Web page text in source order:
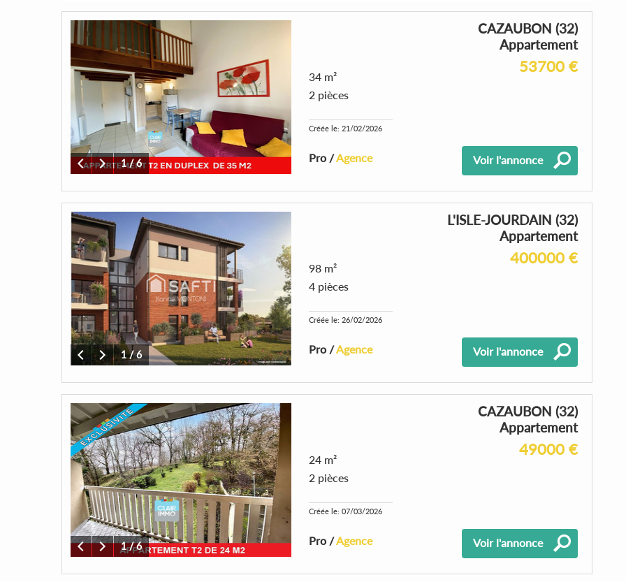
1/6
CAZAUBON (32)
Appartement
53700 €
34 m²
2 pièces
Créée le: 21/02/2026
Pro /Agence Voir l'annonce
1/6
L'ISLE-JOURDAIN (32)
Appartement
400000 €
98 m²
4 pièces
Créée le: 26/02/2026
Pro /Agence Voir l'annonce
1/6
CAZAUBON (32)
Appartement
49000 €
24 m²
2 pièces
Créée le: 07/03/2026
Pro /Agence Voir l'annonce